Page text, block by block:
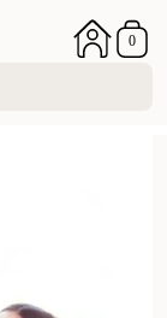
0